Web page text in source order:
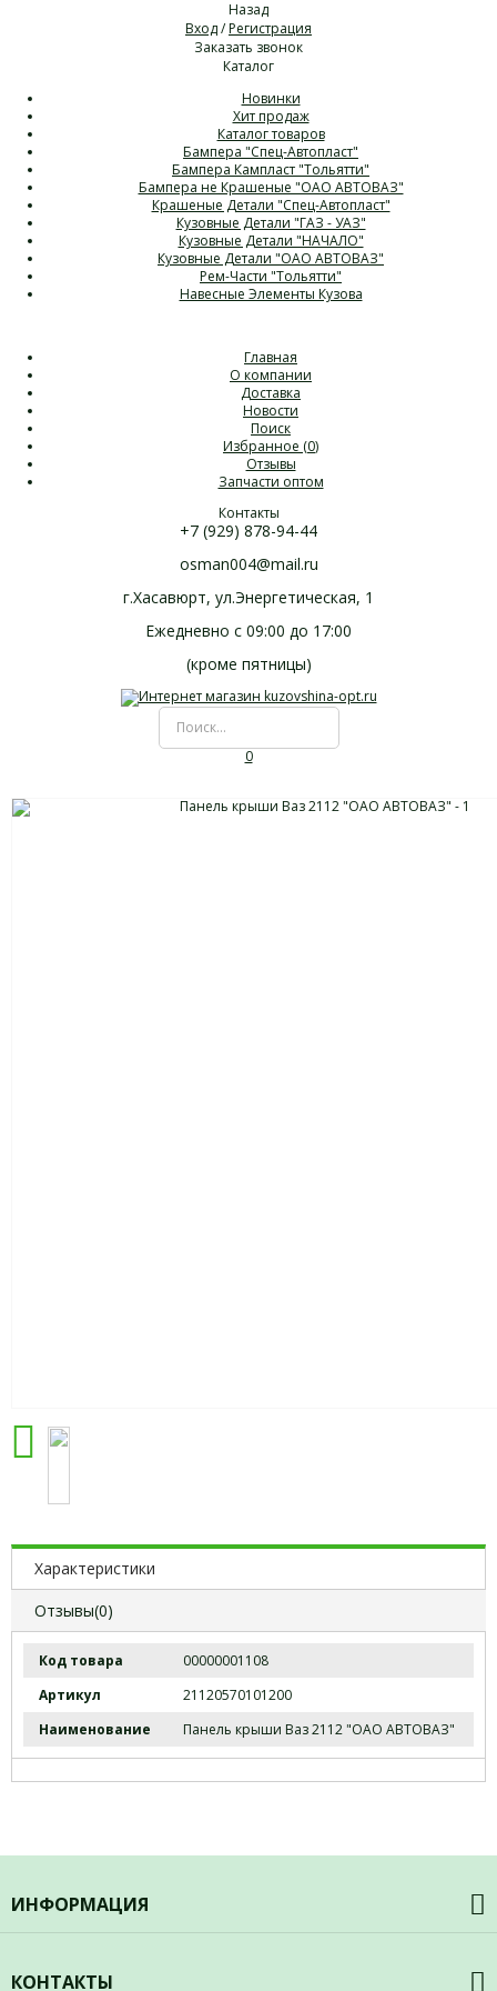
Назад
Вход/Регистрация
Заказать звонок
Каталог
Новинки
Хит продаж
Каталог товаров
Бампера "Спец-Автопласт"
Бампера Кампласт "Тольятти"
Бампера не Крашеные "ОАО АВТОВАЗ"
Крашеные Детали "Спец-Автопласт"
Кузовные Детали "ГАЗ - УАЗ"
Кузовные Детали "НАЧАЛО"
Кузовные Детали "ОАО АВТОВАЗ"
Рем-Части "Тольятти"
Навесные Элементы Кузова
Главная
О компании
Доставка
Новости
Поиск
Избранное (0)
Отзывы
Запчасти оптом
Контакты
+7 (929) 878-94-44
osman004@mail.ru
г.Хасавюрт, ул.Энергетическая, 1
Ежедневно с 09:00 до 17:00
(кроме пятницы)
0
Характеристики
Отзывы(0)
Код товара
00000001108
Артикул
21120570101200
Наименование
Панель крыши Ваз 2112 "ОАО АВТОВАЗ"
ИНФОРМАЦИЯ
Доставка
КОНТАКТЫ